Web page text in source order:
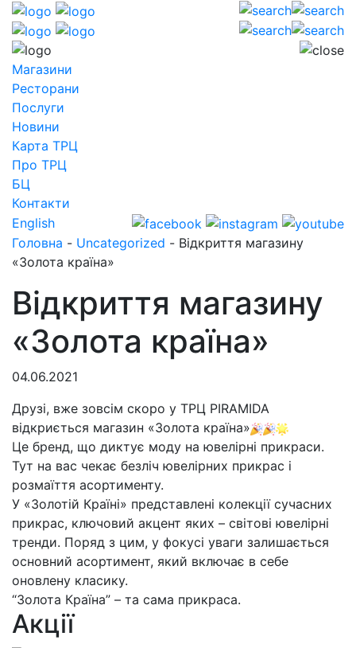
Магазини
Ресторани
Послуги
Новини
Карта ТРЦ
Про ТРЦ
БЦ
Контакти
English
Головна - Uncategorized - Відкриття магазину
«Золота країна»
Відкриття магазину
«Золота країна»
04.06.2021
Друзі, вже зовсім скоро у ТРЦ PIRAMIDA
відкриється магазин «Золота країна»
Це бренд, що диктує моду на ювелірні прикраси.
Тут на вас чекає безліч ювелірних прикрас і
розмаїття асортименту.
У «Золотій Країні» представлені колекції сучасних
прикрас, ключовий акцент яких – світові ювелірні
тренди. Поряд з цим, у фокусі уваги залишається
основний асортимент, який включає в себе
оновлену класику.
“Золота Країна” – та сама прикраса.
Акції